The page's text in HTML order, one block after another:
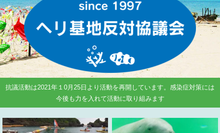
抗議活動は2021年１0月25日より活動を再開しています。感染症対策には
今後も力を入れて活動に取り組みます